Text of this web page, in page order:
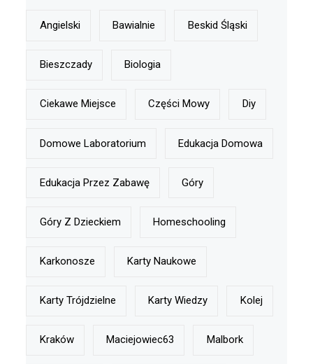
Angielski Bawialnie Beskid Śląski
Bieszczady Biologia
Ciekawe Miejsce Części Mowy Diy
Domowe Laboratorium Edukacja Domowa
Edukacja Przez Zabawę Góry
Góry Z Dzieckiem Homeschooling
Karkonosze Karty Naukowe
Karty Trójdzielne Karty Wiedzy Kolej
Kraków Maciejowiec63 Malbork